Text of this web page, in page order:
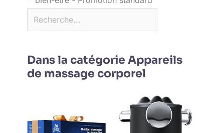
Dans la catégorie Appareils
de massage corporel